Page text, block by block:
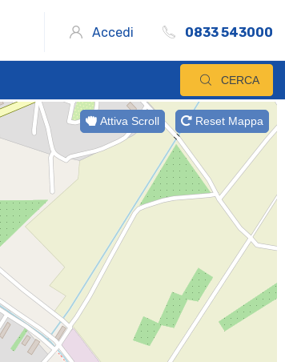
Accedi 0833 543000
CERCA
Attiva Scroll Reset Mappa